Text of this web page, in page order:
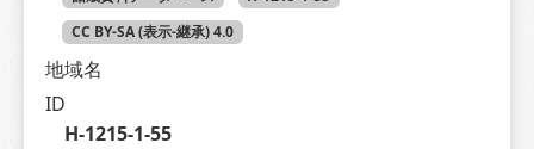
CC BY-SA (表示-継承) 4.0
地域名
ID
H-1215-1-55